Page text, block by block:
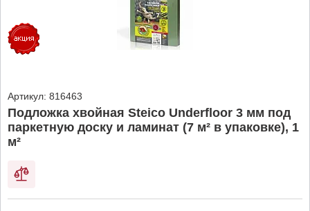
Артикул: 816463
Подложка хвойная Steico Underfloor 3 мм под
паркетную доску и ламинат (7 м² в упаковке), 1
м²